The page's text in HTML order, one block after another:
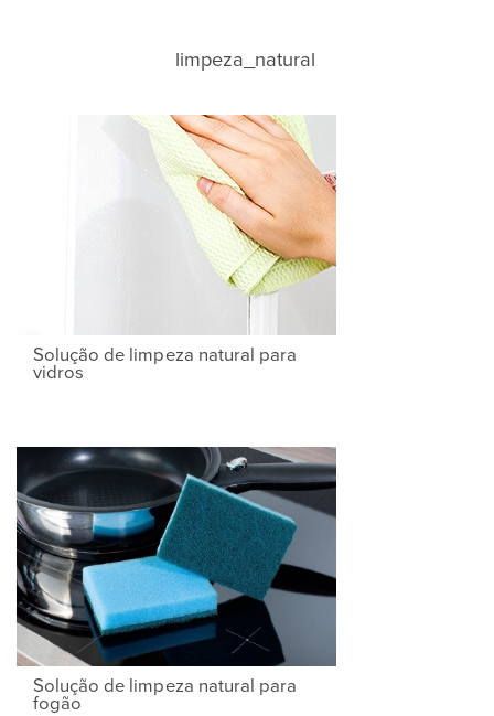
limpeza_natural
Solução de limpeza natural para
vidros
Solução de limpeza natural para
fogão